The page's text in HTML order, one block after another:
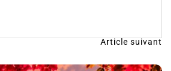
Article suivant